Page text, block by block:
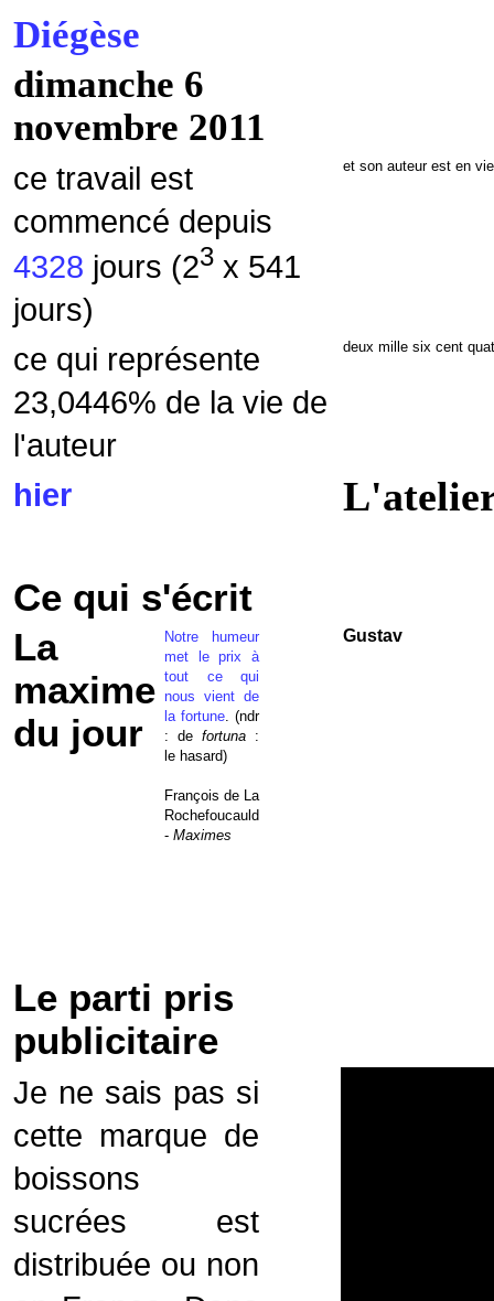
Diégèse
dimanche 6
novembre 2011
ce travail est
commencé depuis
4328 jours (23 x 541
jours)
et son auteur est en
ce qui représente
23,0446% de la vie de
l'auteur
deux mille six cent
hier
Ce qui s'écrit
La
maxime
du jour
Notre humeur
met le prix à
tout ce qui
nous vient de
la fortune. (ndr
: de fortuna :
le hasard)
François de La
Rochefoucauld
- Maximes
Gustav
Le parti pris
publicitaire
Je ne sais pas si
cette marque de
boissons
sucrées est
distribuée ou non